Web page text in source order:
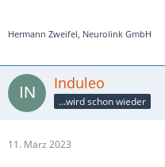
Hermann Zweifel, Neurolink GmbH
Induleo
...wird schon wieder
11. März 2023